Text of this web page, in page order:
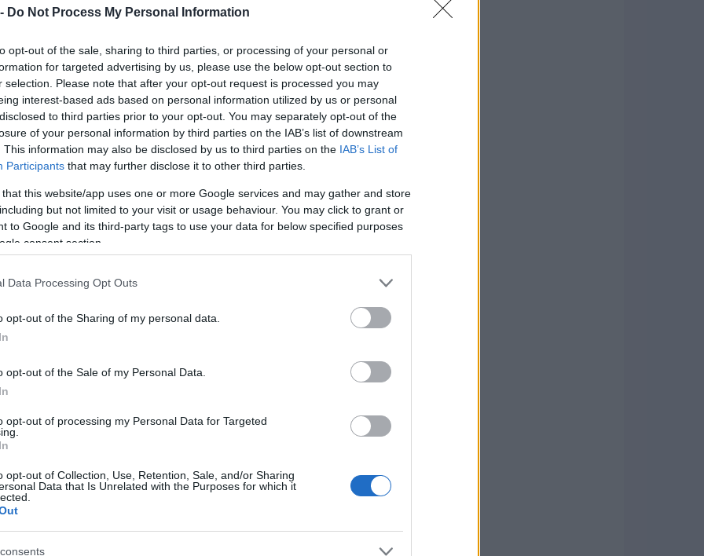
Do Not Process My Personal Information
opt-out of the sale, sharing to third parties, or processing of your personal or
for targeted advertising by us, please use the below opt-out section to
selection. Please note that after your opt-out request is processed you may
interest-based ads based on personal information utilized by us or personal
to third parties prior to your opt-out. You may separately opt-out of the
of your personal information by third parties on the IAB’s list of downstream
This information may also be disclosed by us to third parties on the IAB’s List of
Participants that may further disclose it to other third parties.
that this website/app uses one or more Google services and may gather and store
but not limited to your visit or usage behaviour. You may click to grant or
to Google and its third-party tags to use your data for below specified purposes
consent section.
Data Processing Opt Outs
opt-out of the Sharing of my personal data.
opt-out of the Sale of my Personal Data.
opt-out of processing my Personal Data for Targeted
opt-out of Collection, Use, Retention, Sale, and/or Sharing
Data that Is Unrelated with the Purposes for which it
Che sia in coppia, con gli amici o in
almeno una volta nella vita. In questo
15 esperienze incredibiliche ti faranno
nella Maremma Toscana
dalla natura incontaminata: dormire in una
è un’esperienza che combina avventura e
questo rifugio offre un’atmosfera
Lontano dal caos cittadino, questo
autentica, sia per una fuga romantica